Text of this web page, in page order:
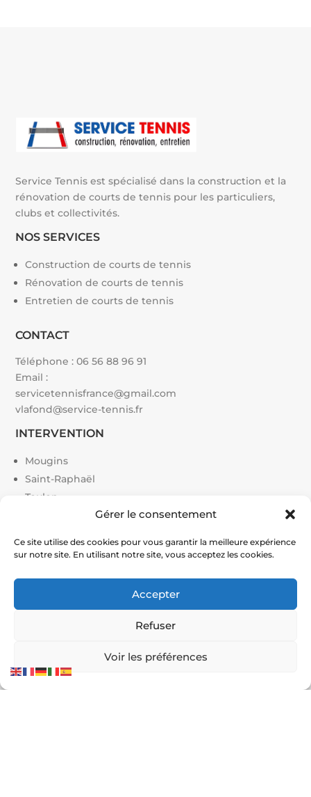
Gérer le consentement
Ce site utilise des cookies pour vous garantir la meilleure expérience
sur notre site. En utilisant notre site, vous acceptez les cookies.
Accepter
Refuser
Voir les préférences
Service Tennis est spécialisé dans la construction et la
rénovation de courts de tennis pour les particuliers,
clubs et collectivités.
NOS SERVICES
Construction de courts de tennis
Rénovation de courts de tennis
Entretien de courts de tennis
CONTACT
Téléphone :06 56 88 96 91
Email :
servicetennisfrance@gmail.com
vlafond@service-tennis.fr
INTERVENTION
Mougins
Saint-Raphaël
Toulon
Monaco